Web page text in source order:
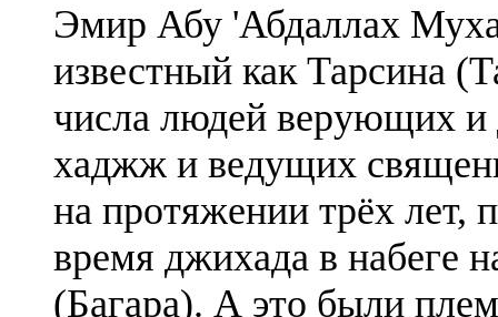
Эмир Абу 'Абдаллах
известный как Тарсина
числа людей верующих
хаджж и ведущих
на протяжении трёх лет,
время джихада в набеге
(Багара). А это были